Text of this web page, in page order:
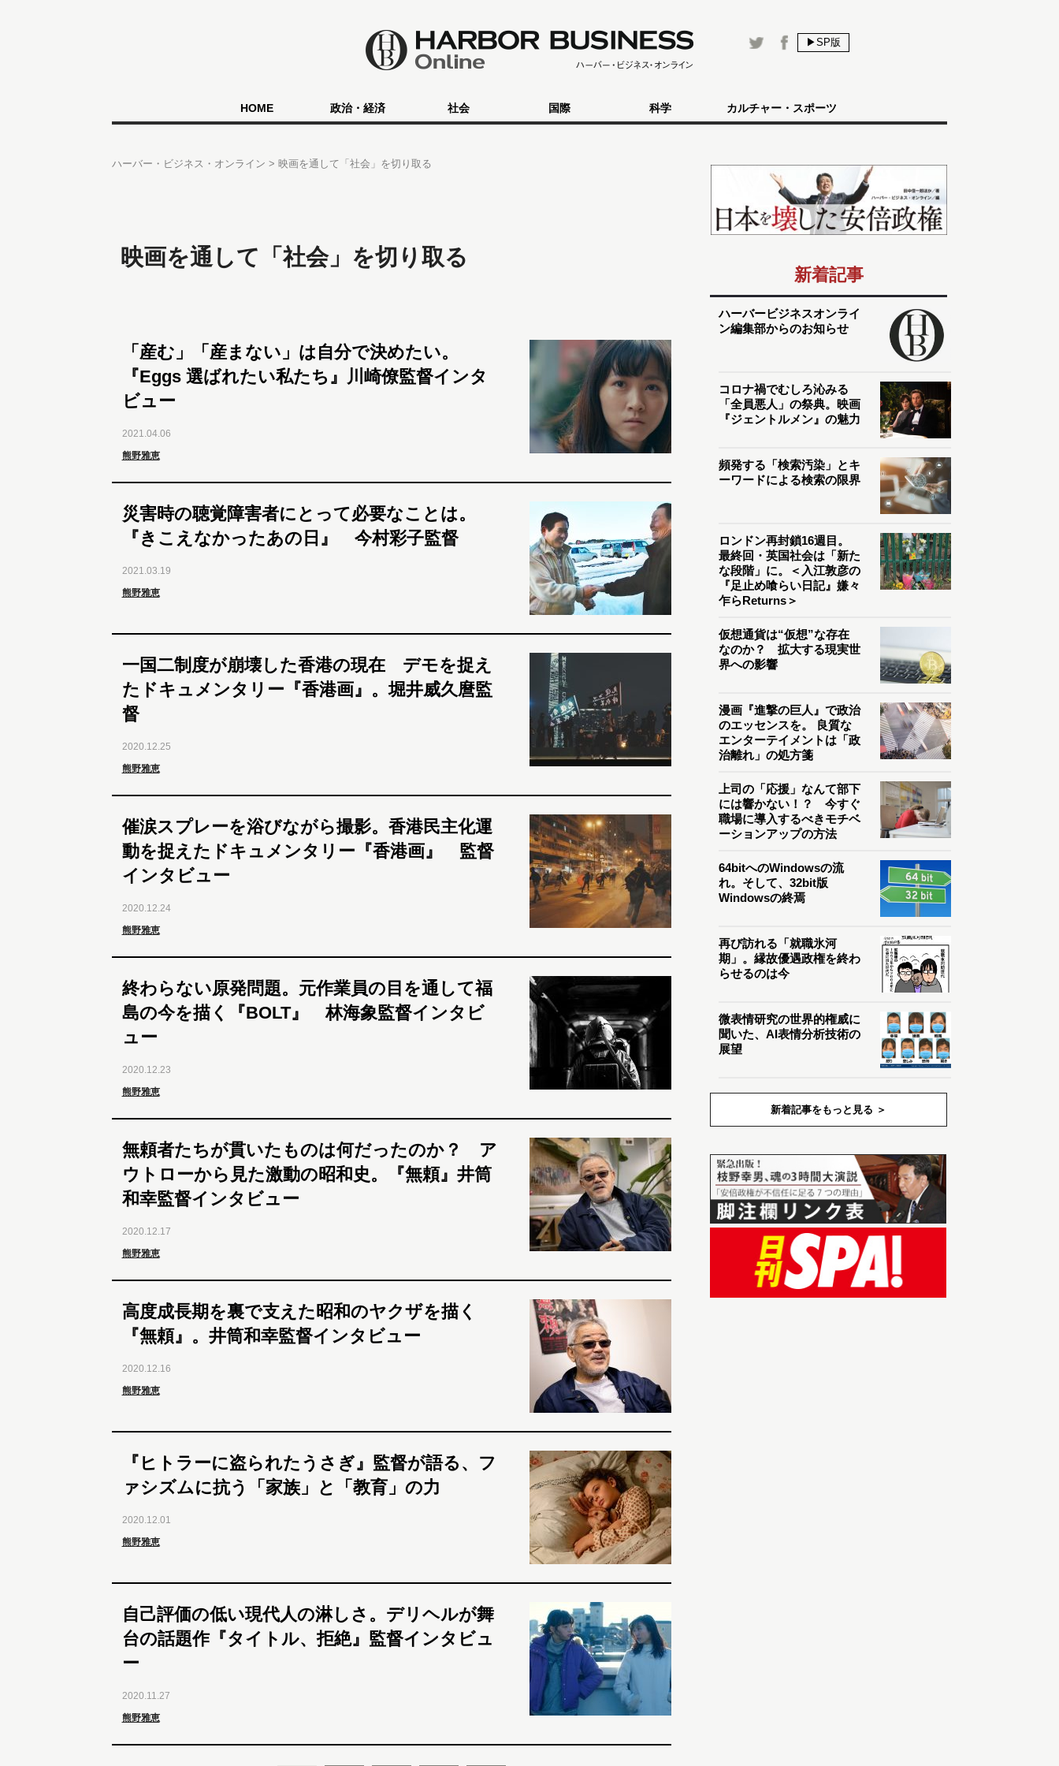
▶SP版
HOME 政治・経済 社会 国際 科学 カルチャー・スポーツ
ハーバー・ビジネス・オンライン 映画を通して「社会」を切り取る
映画を通して「社会」を切り取る
「産む」「産まない」は自分で決めたい。
『Eggs 選ばれたい私たち』川崎僚監督インタ
ビュー
2021.04.06
熊野雅恵
災害時の聴覚障害者にとって必要なことは。
『きこえなかったあの日』 今村彩子監督
2021.03.19
熊野雅恵
一国二制度が崩壊した香港の現在 デモを捉え
たドキュメンタリー『香港画』。堀井威久麿監
督
2020.12.25
熊野雅恵
催涙スプレーを浴びながら撮影。香港民主化運
動を捉えたドキュメンタリー『香港画』 監督
インタビュー
2020.12.24
熊野雅恵
終わらない原発問題。元作業員の目を通して福
島の今を描く『BOLT』 林海象監督インタビ
ュー
2020.12.23
熊野雅恵
無頼者たちが貫いたものは何だったのか？ ア
ウトローから見た激動の昭和史。『無頼』井筒
和幸監督インタビュー
2020.12.17
熊野雅恵
高度成長期を裏で支えた昭和のヤクザを描く
『無頼』。井筒和幸監督インタビュー
2020.12.16
熊野雅恵
『ヒトラーに盗られたうさぎ』監督が語る、フ
ァシズムに抗う「家族」と「教育」の力
2020.12.01
熊野雅恵
自己評価の低い現代人の淋しさ。デリヘルが舞
台の話題作『タイトル、拒絶』監督インタビュ
ー
2020.11.27
熊野雅恵
新着記事
ハーバービジネスオンライ
ン編集部からのお知らせ
コロナ禍でむしろ沁みる
「全員悪人」の祭典。映画
『ジェントルメン』の魅力
頻発する「検索汚染」とキ
ーワードによる検索の限界
ロンドン再封鎖16週目。
最終回・英国社会は「新た
な段階」に。＜入江敦彦の
『足止め喰らい日記』嫌々
乍らReturns＞
仮想通貨は“仮想”な存在
なのか？ 拡大する現実世
界への影響
漫画『進撃の巨人』で政治
のエッセンスを。 良質な
エンターテイメントは「政
治離れ」の処方箋
上司の「応援」なんて部下
には響かない！？ 今すぐ
職場に導入するべきモチベ
ーションアップの方法
64bitへのWindowsの流
れ。そして、32bit版
Windowsの終焉
再び訪れる「就職氷河
期」。縁故優遇政権を終わ
らせるのは今
微表情研究の世界的権威に
聞いた、AI表情分析技術の
展望
新着記事をもっと見る